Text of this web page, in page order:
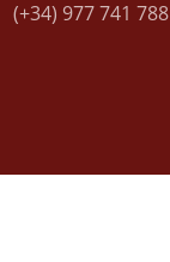
(+34) 977 741 788